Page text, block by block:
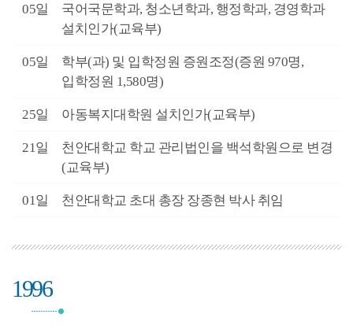
05일
국어국문학과, 청소년학과, 행정학과, 경영학과
설치인가(교육부)
05일
학부(과) 및 입학정원 증원조정(증원 970명,
입학정원 1,580명)
25일 아동복지대학원 설치인가(교육부)
21일
천안대학교 학교 관리법인을 백석학원으로 변경
(교육부)
01일 천안대학교 초대 총장 장종현 박사 취임
1996